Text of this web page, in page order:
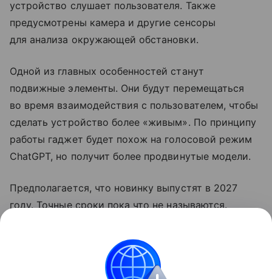
устройство слушает пользователя. Также
предусмотрены камера и другие сенсоры
для анализа окружающей обстановки.
Одной из главных особенностей станут
подвижные элементы. Они будут перемещаться
во время взаимодействия с пользователем, чтобы
сделать устройство более «живым». По принципу
работы гаджет будет похож на голосовой режим
ChatGPT, но получит более продвинутые модели.
Предполагается, что новинку выпустят в 2027
году. Точные сроки пока что не называются.
выпустиласвой первый гаджет.